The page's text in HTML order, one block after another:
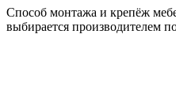
Способ монтажа и крепёж
выбирается производителем